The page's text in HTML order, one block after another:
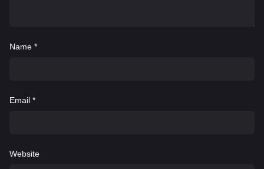
Name *
Email *
Website